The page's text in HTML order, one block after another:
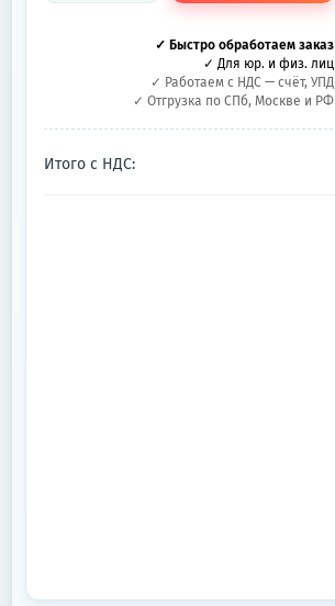
✓ Быстро обработаем заказ
✓ Для юр. и физ. лиц
✓ Работаем с НДС — счёт, УПД
✓ Отгрузка по СПб, Москве и РФ
Итого с НДС: